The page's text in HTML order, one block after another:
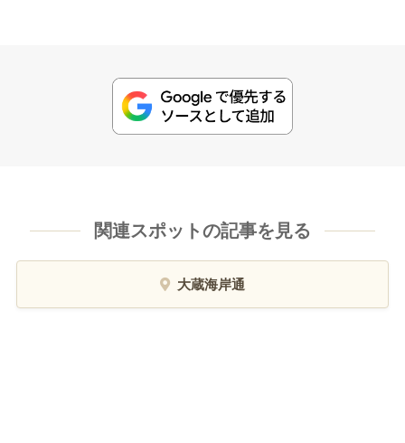
関連スポットの記事を見る
大蔵海岸通